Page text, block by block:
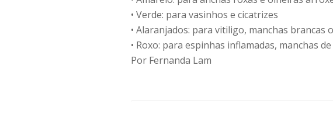
• Verde: para vasinhos e cicatrizes
• Alaranjados: para vitiligo, manchas brancas
• Roxo: para espinhas inflamadas, manchas
Por Fernanda Lam